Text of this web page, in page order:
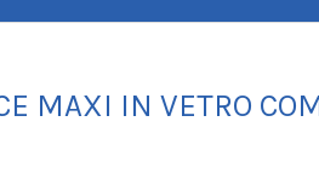
MAXI IN VETRO